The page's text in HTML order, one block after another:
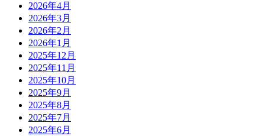
2026年4月
2026年3月
2026年2月
2026年1月
2025年12月
2025年11月
2025年10月
2025年9月
2025年8月
2025年7月
2025年6月